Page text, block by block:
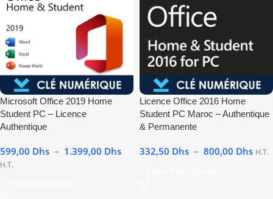
Microsoft Office 2019 Home
Student PC – Licence
Authentique
599,00 Dhs – 1.399,00 Dhs
H.T.
Licence Office 2016 Home
Student PC Maroc – Authentique
& Permanente
332,50 Dhs – 800,00 Dhs H.T.